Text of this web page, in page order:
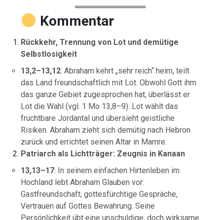
═════════════
Kommentar
Rückkehr, Trennung von Lot und demütige
Selbstlosigkeit
13,2–13,12: Abraham kehrt „sehr reich“ heim, teilt
das Land freundschaftlich mit Lot. Obwohl Gott ihm
das ganze Gebiet zugesprochen hat, überlässt er
Lot die Wahl (vgl. 1 Mo 13,8–9). Lot wählt das
fruchtbare Jordantal und übersieht geistliche
Risiken. Abraham zieht sich demütig nach Hebron
zurück und errichtet seinen Altar in Mamre.
Patriarch als Lichtträger: Zeugnis in Kanaan
13,13–17: In seinem einfachen Hirtenleben im
Hochland lebt Abraham Glauben vor:
Gastfreundschaft, gottesfürchtige Gespräche,
Vertrauen auf Gottes Bewahrung. Seine
Persönlichkeit übt eine unschuldige, doch wirksame